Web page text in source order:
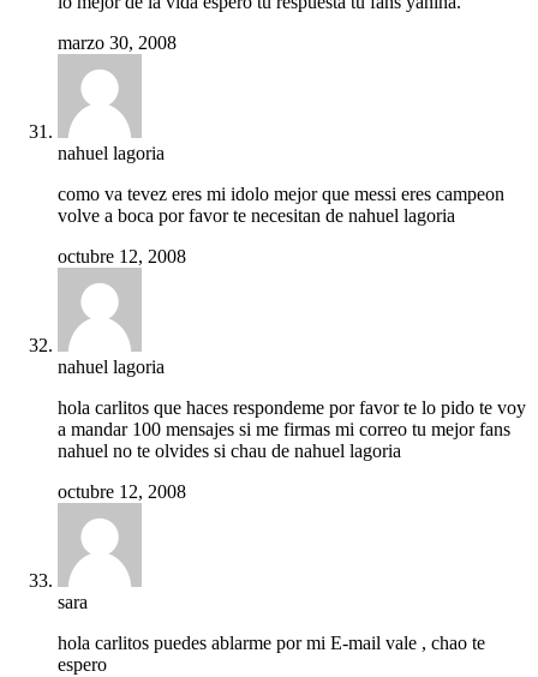
marzo 30, 2008
nahuel lagoria
como va tevez eres mi idolo mejor que messi eres campeon
volve a boca por favor te necesitan de nahuel lagoria
octubre 12, 2008
nahuel lagoria
hola carlitos que haces respondeme por favor te lo pido te voy
a mandar 100 mensajes si me firmas mi correo tu mejor fans
nahuel no te olvides si chau de nahuel lagoria
octubre 12, 2008
sara
hola carlitos puedes ablarme por mi E-mail vale , chao te
espero